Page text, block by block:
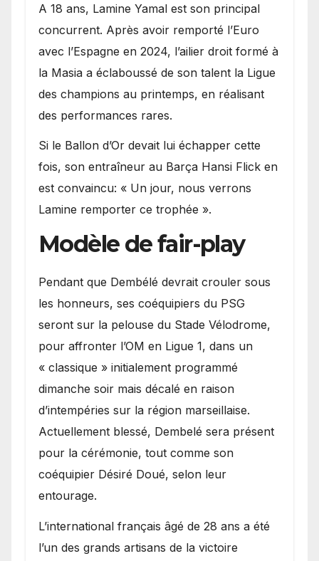
A 18 ans, Lamine Yamal est son principal
concurrent. Après avoir remporté l’Euro
avec l’Espagne en 2024, l’ailier droit formé à
la Masia a éclaboussé de son talent la Ligue
des champions au printemps, en réalisant
des performances rares.
Si le Ballon d’Or devait lui échapper cette
fois, son entraîneur au Barça Hansi Flick en
est convaincu: « Un jour, nous verrons
Lamine remporter ce trophée ».
Modèle de fair-play
Pendant que Dembélé devrait crouler sous
les honneurs, ses coéquipiers du PSG
seront sur la pelouse du Stade Vélodrome,
pour affronter l’OM en Ligue 1, dans un
« classique » initialement programmé
dimanche soir mais décalé en raison
d’intempéries sur la région marseillaise.
Actuellement blessé, Dembelé sera présent
pour la cérémonie, tout comme son
coéquipier Désiré Doué, selon leur
entourage.
L’international français âgé de 28 ans a été
l’un des grands artisans de la victoire